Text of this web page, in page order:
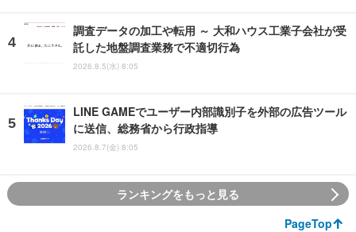
調査データの加工や転用 ～ 大和ハウス工業子会社が受
託した地盤調査業務で不適切行為
2026.8.5(水) 8:05
LINE GAMEでユーザー内部識別子を外部の広告ツール
に送信、総務省から行政指導
2026.8.7(金) 8:05
ランキングをもっと見る
PageTop